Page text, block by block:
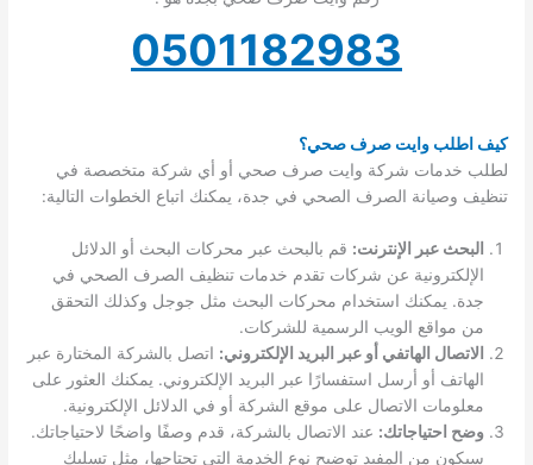
0501182983
كيف اطلب وايت صرف صحي؟
لطلب خدمات شركة وايت صرف صحي أو أي شركة متخصصة في
تنظيف وصيانة الصرف الصحي في جدة، يمكنك اتباع الخطوات التالية:
البحث عبر الإنترنت: قم بالبحث عبر محركات البحث أو الدلائل
الإلكترونية عن شركات تقدم خدمات تنظيف الصرف الصحي في
جدة. يمكنك استخدام محركات البحث مثل جوجل وكذلك التحقق
من مواقع الويب الرسمية للشركات.
الاتصال الهاتفي أو عبر البريد الإلكتروني: اتصل بالشركة المختارة عبر
الهاتف أو أرسل استفسارًا عبر البريد الإلكتروني. يمكنك العثور على
معلومات الاتصال على موقع الشركة أو في الدلائل الإلكترونية.
وضح احتياجاتك: عند الاتصال بالشركة، قدم وصفًا واضحًا لاحتياجاتك.
سيكون من المفيد توضيح نوع الخدمة التي تحتاجها، مثل تسليك